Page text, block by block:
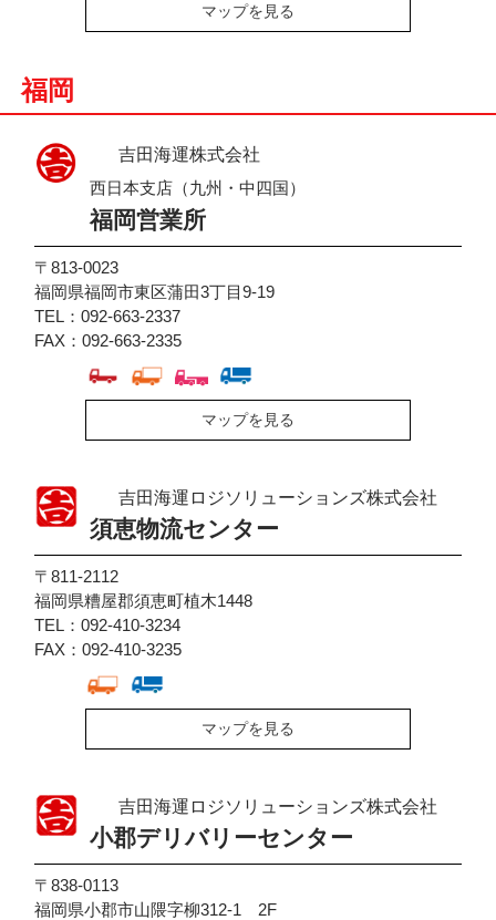
マップを見る
福岡
吉田海運株式会社
西日本支店（九州・中四国）
福岡営業所
〒813-0023
福岡県福岡市東区蒲田3丁目9-19
TEL：092-663-2337
FAX：092-663-2335
マップを見る
吉田海運ロジソリューションズ株式会社
須恵物流センター
〒811-2112
福岡県糟屋郡須恵町植木1448
TEL：092-410-3234
FAX：092-410-3235
マップを見る
吉田海運ロジソリューションズ株式会社
小郡デリバリーセンター
〒838-0113
福岡県小郡市山隈字柳312-1 2F